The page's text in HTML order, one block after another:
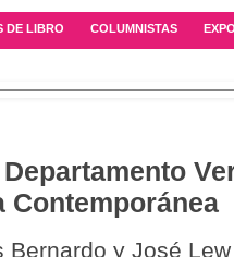
DE LIBRO COLUMNISTAS
Contemporánea
Bernardo y José